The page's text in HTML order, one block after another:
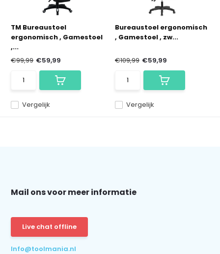
TM Bureaustoel
ergonomisch , Gamestoel
,...
Vergelijk
€99,99 €59,99
Bureaustoel ergonomisch
, Gamestoel , zw...
Vergelijk
€109,99 €59,99
Mail ons voor meer informatie
Live chat offline
Info@toolmania.nl